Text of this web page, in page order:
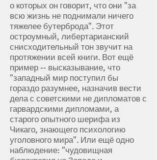
о которых он говорит, что они "за
всю жизнь не поднимали ничего
тяжелее бутерброда". Этот
остроумный, либертарианский
снисходительный тон звучит на
протяжении всей книги. Вот ещё
пример -- высказывание, что
"западный мир поступил бы
гораздо разумнее, назначив вести
дела с советскими не дипломатов с
гарвардскими дипломами, а
старого опытного шерифа из
Чикаго, знающего психологию
уголовного мира". Или ещё одно
наблюдение: "чудовищная